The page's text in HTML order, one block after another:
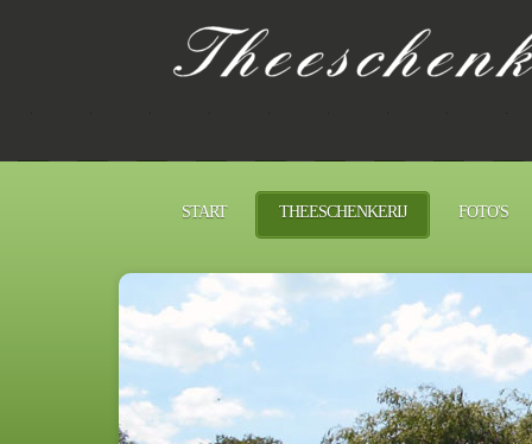
START THEESCHENKERIJ FOTO'S